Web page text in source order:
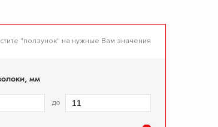
"ползунок" на нужные Вам значения
мм
до